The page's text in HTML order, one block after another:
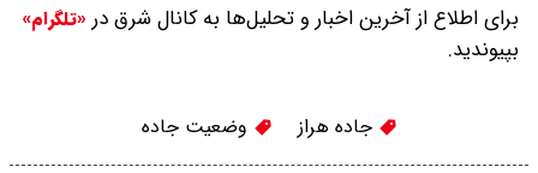
برای اطلاع از آخرین اخبار و تحلیل‌ها به کانال شرق در «تلگرام»
بپیوندید.
جاده هراز وضعیت جاده